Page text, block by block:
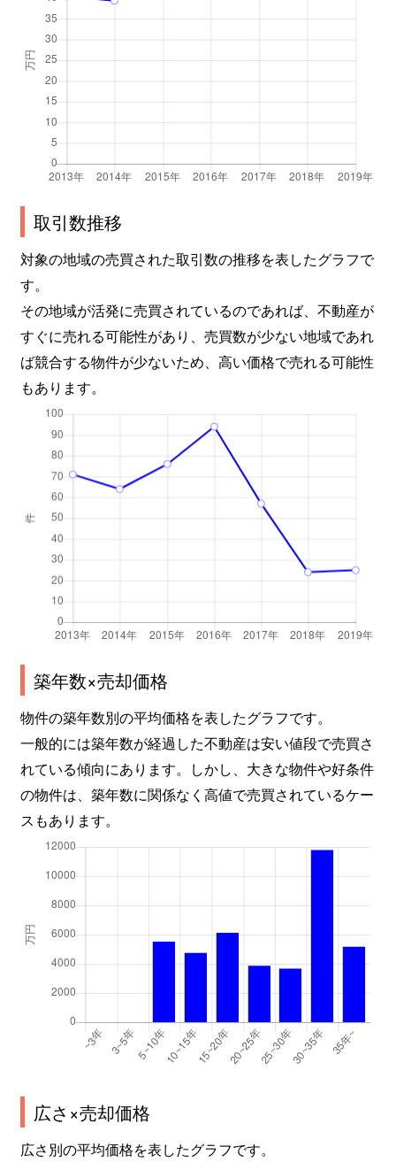
取引数推移
対象の地域の売買された取引数の推移を表したグラフで
す。
その地域が活発に売買されているのであれば、不動産が
すぐに売れる可能性があり、売買数が少ない地域であれ
ば競合する物件が少ないため、高い価格で売れる可能性
もあります。
築年数×売却価格
物件の築年数別の平均価格を表したグラフです。
一般的には築年数が経過した不動産は安い値段で売買さ
れている傾向にあります。しかし、大きな物件や好条件
の物件は、築年数に関係なく高値で売買されているケー
スもあります。
広さ×売却価格
広さ別の平均価格を表したグラフです。